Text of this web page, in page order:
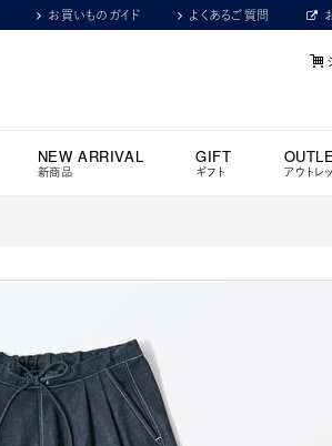
お買いものガイド よくあるご質問
NEW ARRIVAL
新商品
GIFT
ギフト アウトレ